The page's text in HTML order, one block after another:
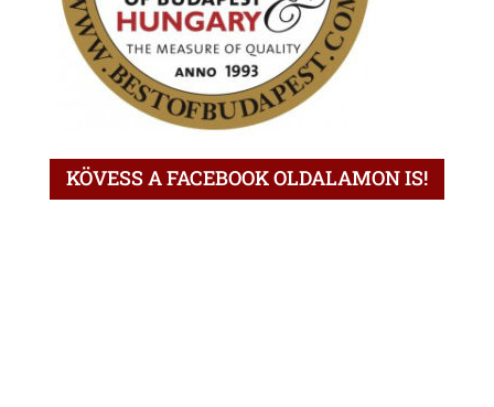
KÖVESS A FACEBOOK OLDALAMON IS!